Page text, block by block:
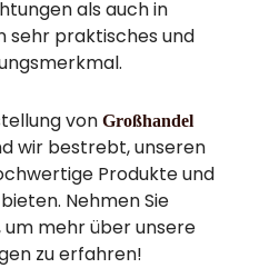
als auch in
sehr praktisches und
vonGroßhandel
wir bestrebt, unseren
Produkte und
Nehmen Sie
mehr über unsere
zu erfahren!